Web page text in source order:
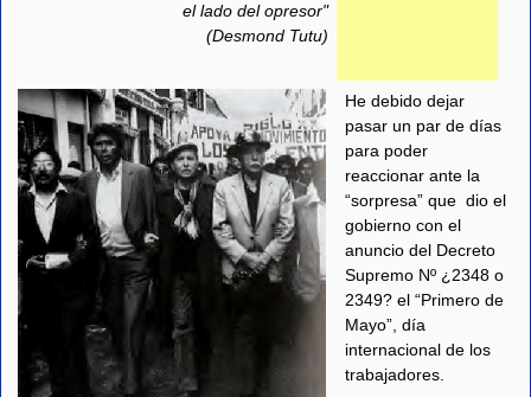
el lado del opresor"
(Desmond Tutu)
He debido dejar
pasar un par de días
para poder
reaccionar ante la
“sorpresa” que dio el
gobierno con el
anuncio del Decreto
Supremo Nº ¿2348 o
2349? el “Primero de
Mayo”, día
internacional de los
trabajadores.